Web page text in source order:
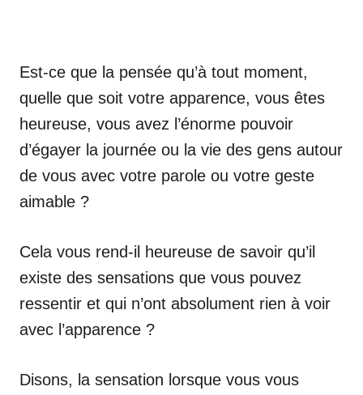
Est-ce que la pensée qu’à tout moment,
quelle que soit votre apparence, vous êtes
heureuse, vous avez l’énorme pouvoir
d’égayer la journée ou la vie des gens autour
de vous avec votre parole ou votre geste
aimable ?
Cela vous rend-il heureuse de savoir qu’il
existe des sensations que vous pouvez
ressentir et qui n’ont absolument rien à voir
avec l’apparence ?
Disons, la sensation lorsque vous vous